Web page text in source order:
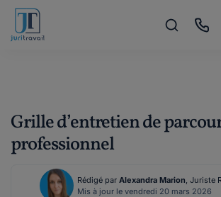
Grille d’entretien de
professionnel
Rédigé par Alexandra Marion, Juriste
Mis à jour le vendredi 20 mars 2026